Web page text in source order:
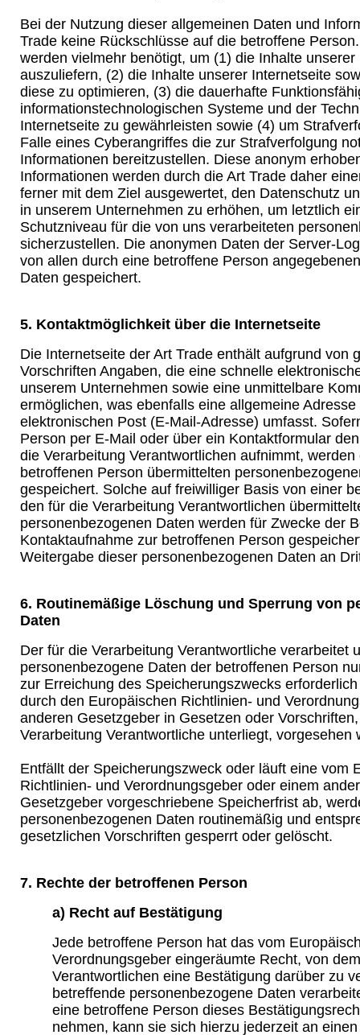
Bei der Nutzung dieser allgemeinen Daten und
Trade keine Rückschlüsse auf die betroffene
werden vielmehr benötigt, um (1) die Inhalte
auszuliefern, (2) die Inhalte unserer Internetseite
diese zu optimieren, (3) die dauerhafte
informationstechnologischen Systeme und der
Internetseite zu gewährleisten sowie (4) um
Falle eines Cyberangriffes die zur Strafverfolgung
Informationen bereitzustellen. Diese anonym
Informationen werden durch die Art Trade daher
ferner mit dem Ziel ausgewertet, den Datenschutz
in unserem Unternehmen zu erhöhen, um letztlich
Schutzniveau für die von uns verarbeiteten
sicherzustellen. Die anonymen Daten der Server-
von allen durch eine betroffene Person
Daten gespeichert.
5. Kontaktmöglichkeit über die Internetseite
Die Internetseite der Art Trade enthält aufgrund von
Vorschriften Angaben, die eine schnelle
unserem Unternehmen sowie eine unmittelbare
ermöglichen, was ebenfalls eine allgemeine
elektronischen Post (E-Mail-Adresse) umfasst.
Person per E-Mail oder über ein Kontaktformular
die Verarbeitung Verantwortlichen aufnimmt, werden
betroffenen Person übermittelten
gespeichert. Solche auf freiwilliger Basis von einer
den für die Verarbeitung Verantwortlichen
personenbezogenen Daten werden für Zwecke der
Kontaktaufnahme zur betroffenen Person
Weitergabe dieser personenbezogenen Daten an
6. Routinemäßige Löschung und Sperrung von
Daten
Der für die Verarbeitung Verantwortliche verarbeitet
personenbezogene Daten der betroffenen Person
zur Erreichung des Speicherungszwecks
durch den Europäischen Richtlinien- und
anderen Gesetzgeber in Gesetzen oder
Verarbeitung Verantwortliche unterliegt, vorgesehen
Entfällt der Speicherungszweck oder läuft eine vom
Richtlinien- und Verordnungsgeber oder einem
Gesetzgeber vorgeschriebene Speicherfrist ab,
personenbezogenen Daten routinemäßig und
gesetzlichen Vorschriften gesperrt oder gelöscht.
7. Rechte der betroffenen Person
a) Recht auf Bestätigung
Jede betroffene Person hat das vom
Verordnungsgeber eingeräumte Recht, von
Verantwortlichen eine Bestätigung darüber zu
betreffende personenbezogene Daten
eine betroffene Person dieses
nehmen, kann sie sich hierzu jederzeit an